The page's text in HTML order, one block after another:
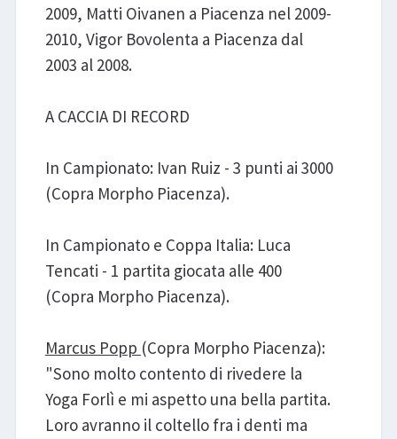
2009, Matti Oivanen a Piacenza nel 2009-
2010, Vigor Bovolenta a Piacenza dal
2003 al 2008.
A CACCIA DI RECORD
In Campionato: Ivan Ruiz - 3 punti ai 3000
(Copra Morpho Piacenza).
In Campionato e Coppa Italia: Luca
Tencati - 1 partita giocata alle 400
(Copra Morpho Piacenza).
Marcus Popp (Copra Morpho Piacenza):
"Sono molto contento di rivedere la
Yoga Forlì e mi aspetto una bella partita.
Loro avranno il coltello fra i denti ma